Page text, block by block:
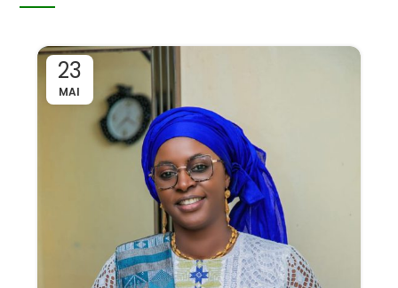
23
MAI